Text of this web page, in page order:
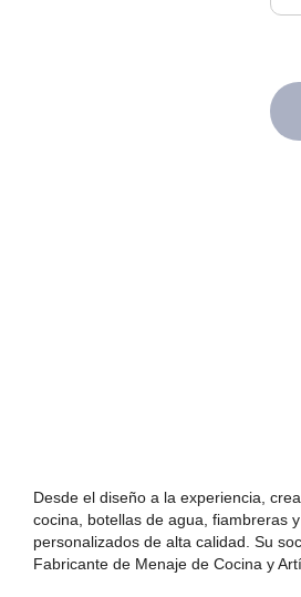
Desde el diseño a la experiencia,
cocina, botellas de agua, fiambreras
personalizados de alta calidad. Su
Fabricante de Menaje de Cocina y